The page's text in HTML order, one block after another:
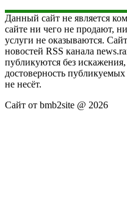
Данный сайт не является
сайте ни чего не продают,
услуги не оказываются.
новостей RSS канала
публикуются без искажения,
достоверность
не несёт.
Сайт от bmb2site @ 2026